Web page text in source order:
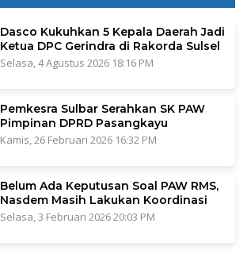
Dasco Kukuhkan 5 Kepala Daerah Jadi
Ketua DPC Gerindra di Rakorda Sulsel
Selasa, 4 Agustus 2026 18:16 PM
Pemkesra Sulbar Serahkan SK PAW
Pimpinan DPRD Pasangkayu
Kamis, 26 Februari 2026 16:32 PM
Belum Ada Keputusan Soal PAW RMS,
Nasdem Masih Lakukan Koordinasi
Selasa, 3 Februari 2026 20:03 PM